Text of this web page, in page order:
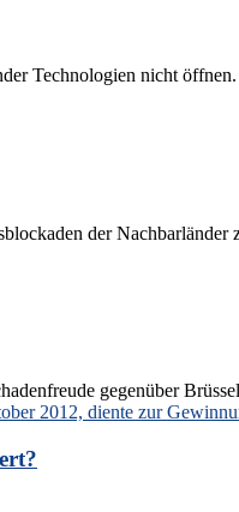
Technologien nicht
der
gegenüber